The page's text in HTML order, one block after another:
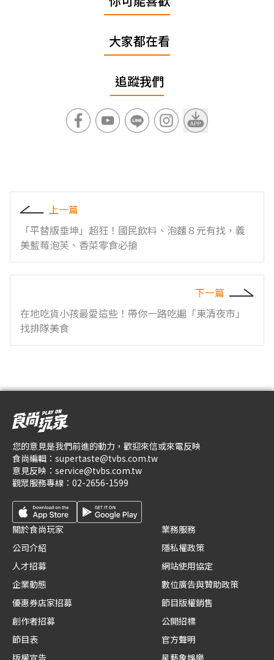
大家都在看
追蹤我們
上一篇
「平替版垂坤」超狂！國民飲料、泡麵８元有找，義
美藍莓泡芙、香菜零食必搶
下一篇
在地吃貨小孩最愛這些！帶你一路吃遍「東清夜市」
找排隊美食
您的意見是我們前進的動力，歡迎來信或來電反映
食尚編輯： supertaste@tvbs.com.tw
意見反映： service@tvbs.com.tw
觀眾服務專線： 02-2656-1599
關於食尚玩家
公司介紹
人才招募
企業動態
優惠券店家招募
創作者招募
節目表
業務服務
隱私權政策
網站使用協定
數位廣告與贊助政策
節目版權銷售
公開招標
官方聲明